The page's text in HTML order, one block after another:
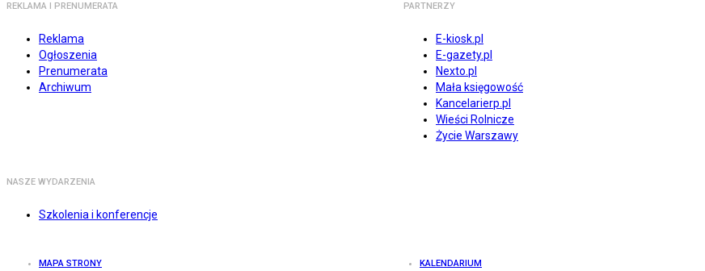
REKLAMA I PRENUMERATA
Reklama
Ogłoszenia
Prenumerata
Archiwum
PARTNERZY
E-kiosk.pl
E-gazety.pl
Nexto.pl
Mała księgowość
Kancelarierp.pl
Wieści Rolnicze
Życie Warszawy
NASZE WYDARZENIA
Szkolenia i konferencje
MAPA STRONY KALENDARIUM